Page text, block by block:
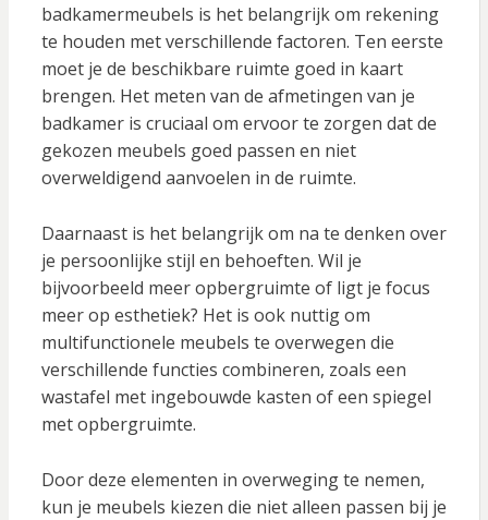
badkamermeubels is het belangrijk om rekening
te houden met verschillende factoren. Ten eerste
moet je de beschikbare ruimte goed in kaart
brengen. Het meten van de afmetingen van je
badkamer is cruciaal om ervoor te zorgen dat de
gekozen meubels goed passen en niet
overweldigend aanvoelen in de ruimte.
Daarnaast is het belangrijk om na te denken over
je persoonlijke stijl en behoeften. Wil je
bijvoorbeeld meer opbergruimte of ligt je focus
meer op esthetiek? Het is ook nuttig om
multifunctionele meubels te overwegen die
verschillende functies combineren, zoals een
wastafel met ingebouwde kasten of een spiegel
met opbergruimte.
Door deze elementen in overweging te nemen,
kun je meubels kiezen die niet alleen passen bij je